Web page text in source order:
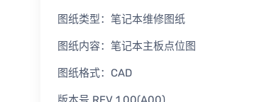
图纸类型：笔记本维修图纸
图纸内容：笔记本主板点位图
图纸格式：CAD